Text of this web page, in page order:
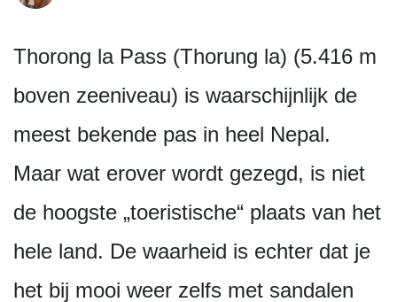
Thorong la Pass (Thorung la) (5.416 m
boven zeeniveau) is waarschijnlijk de
meest bekende pas in heel Nepal.
Maar wat erover wordt gezegd, is niet
de hoogste „toeristische“ plaats van het
hele land. De waarheid is echter dat je
het bij mooi weer zelfs met sandalen